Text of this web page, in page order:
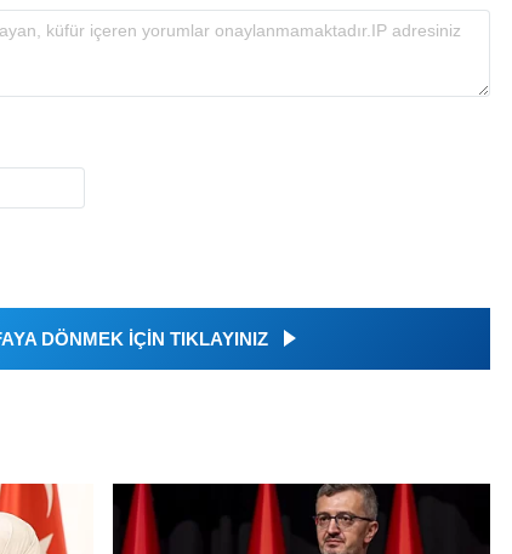
DÖNMEK İÇİN TIKLAYINIZ